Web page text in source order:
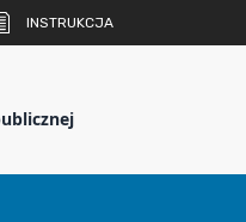
INSTRUKCJA